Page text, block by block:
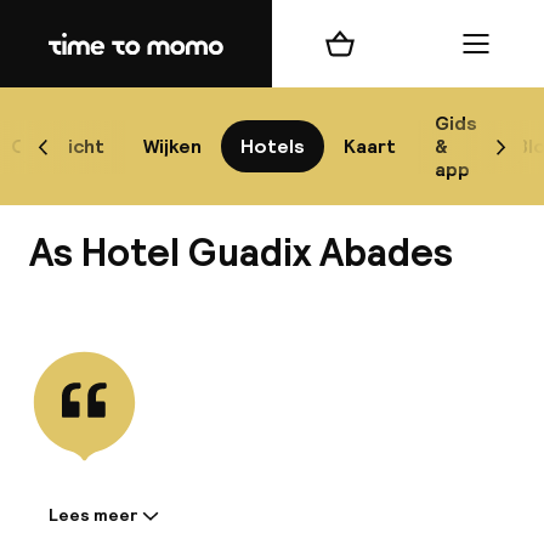
Home
Overzicht Wijken Hotels Kaart
Gids
&
app
Scroll naar links
Winkelmand Menu
As Hotel Guadix Abades
Informatie gedeeld door de
Lees meer